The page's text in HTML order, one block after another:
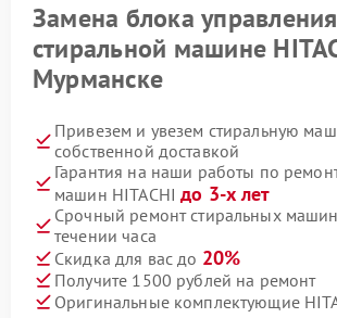
Замена блока
стиральной машине
Мурманске
Привезем и увезем стиральную
собственной доставкой
Гарантия на наши работы по
машин HITACHIдо 3-х лет
Срочный ремонт стиральных
течении часа
Скидка для вас до 20%
Получите 1500 рублей на ремонт
Оригинальные комплектующие